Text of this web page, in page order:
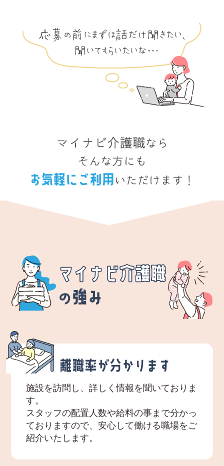
施設を訪問し、詳しく情報を聞いておりま
す。
スタッフの配置人数や給料の事まで分かっ
ておりますので、安心して働ける職場をご
紹介いたします。